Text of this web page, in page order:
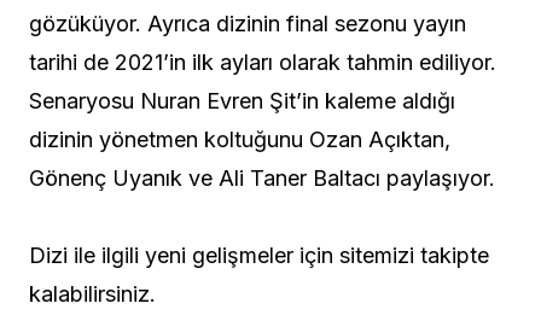
gözüküyor. Ayrıca dizinin final sezonu yayın
tarihi de 2021’in ilk ayları olarak tahmin ediliyor.
Senaryosu Nuran Evren Şit’in kaleme aldığı
dizinin yönetmen koltuğunu Ozan Açıktan,
Gönenç Uyanık ve Ali Taner Baltacı paylaşıyor.
Dizi ile ilgili yeni gelişmeler için sitemizi takipte
kalabilirsiniz.